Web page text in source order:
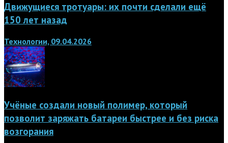
Движущиеся тротуары: их почти сделали ещё
150 лет назад
Технологии, 09.04.2026
Учёные создали новый полимер, который
позволит заряжать батареи быстрее и без риска
возгорания